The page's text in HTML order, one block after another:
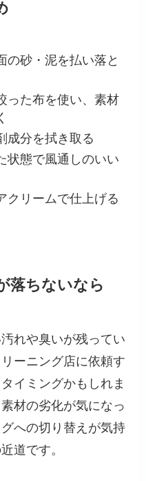
の砂・泥を払い落と
った布を使い、素材
成分を拭き取る
状態で風通しのいい
クリームで仕上げる
落ちないなら
れや臭いが残ってい
ーニング店に依頼す
イミングかもしれま
材の劣化が気になっ
への切り替えが気持
道です。